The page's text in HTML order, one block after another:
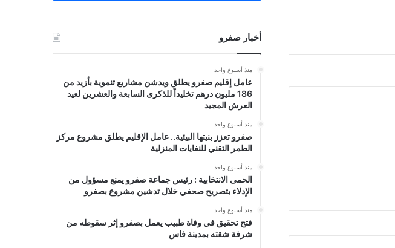
أخبار صفرو
منذ أسبوع واحد
عامل إقليم صفرو يطلق ويدشن مشاريع تنموية بأزيد من
186 مليون درهم تخليداً للذكرى السابعة والعشرين لعيد
العرش المجيد
منذ أسبوع واحد
صفرو تعزز بنيتها البيئية.. عامل الإقليم يطلق مشروع مركز
الطمر التقني للنفايات المنزلية
منذ أسبوع واحد
الحمى الانتخابية : رئيس جماعة صفرو يمنع مسؤول من
الإدلاء بتصريح صحفي خلال تدشين مشروع بصفرو
منذ أسبوع واحد
فتح تحقيق في وفاة طبيب يعمل بصفرو إثر سقوطه من
شرفة شقته بمدينة فاس